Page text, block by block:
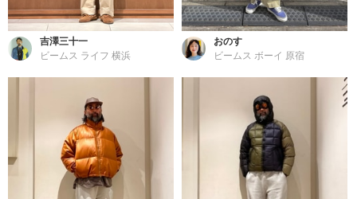
吉澤三十一
ビームス ライフ 横浜
おのす
ビームス ボーイ 原宿